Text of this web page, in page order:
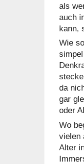
als
auch
kann,
Wie
da
gar
oder
Wo
vielen
Alter